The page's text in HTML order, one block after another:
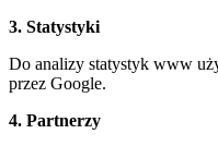
3. Statystyki
Do analizy statystyk www
przez Google.
4. Partnerzy